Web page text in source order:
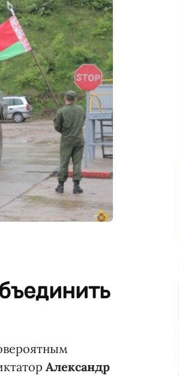
Александр